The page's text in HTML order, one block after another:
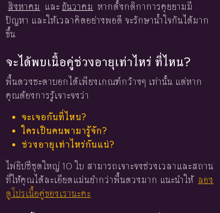
สิงหาคม และ ธันวาคม หากตั้งกติกาการคุยยามมี
ปัญหา และให้เวลาคิดอย่างพอดี จะรักษาน้ำใจกันได้มาก
ขึ้น
จะได้พบเนื้อคู่ช่วงอายุเท่าไหร่ ที่ไหน?
พื้นดวงชะตาบอกได้เพียงเกณฑ์กว้างๆ เท่านั้น แต่หาก
คุณต้องการรู้เจาะจงว่า
จะเจอกันที่ไหน?
ใครเป็นคนพามารู้จัก?
ช่วงอายุเท่าไหร่กันแน่?
ไพ่ยิปซีชุดใหญ่ 10 ใบ สามารถเจาะจงช่วงเวลาและสถาน
ที่ให้คุณได้ละเอียดแม่นยำกว่าพื้นดวงมาก แนะนำให้ ลอง
ดูโปรเนื้อคู่ของเรานะคะ